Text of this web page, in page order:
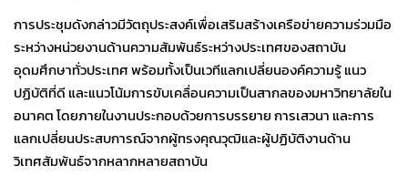
การประชุมดังกล่าวมีวัตถุประสงค์เพื่อเสริมสร้างเครือข่ายความร่วมมือ
ระหว่างหน่วยงานด้านความสัมพันธ์ระหว่างประเทศของสถาบัน
อุดมศึกษาทั่วประเทศ พร้อมทั้งเป็นเวทีแลกเปลี่ยนองค์ความรู้ แนว
ปฏิบัติที่ดี และแนวโน้มการขับเคลื่อนความเป็นสากลของมหาวิทยาลัยใน
อนาคต โดยภายในงานประกอบด้วยการบรรยาย การเสวนา และการ
แลกเปลี่ยนประสบการณ์จากผู้ทรงคุณวุฒิและผู้ปฏิบัติงานด้าน
วิเทศสัมพันธ์จากหลากหลายสถาบัน